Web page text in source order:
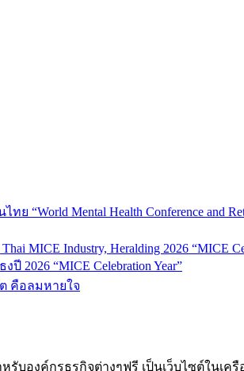
“World Mental Health Conference
MICE Industry, Heralding 2026 “MICE
2026 “MICE Celebration Year”
ต คือลมหายใจ
บองค์กรธุรกิจต่างๆฟรี เป็นเว็บไซต์ในเค